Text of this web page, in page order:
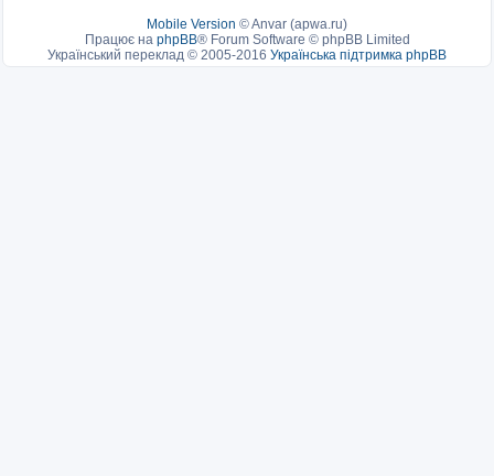
Mobile Version ©Anvar (apwa.ru)
Працює на phpBB® Forum Software © phpBB Limited
Український переклад © 2005-2016 Українська підтримка phpBB